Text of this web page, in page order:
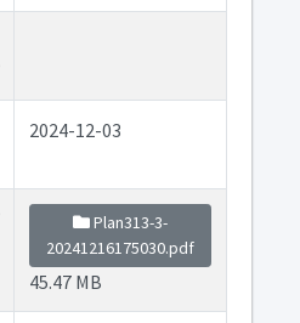
2024-12-03
Plan313-3-
20241216175030.pdf
45.47 MB